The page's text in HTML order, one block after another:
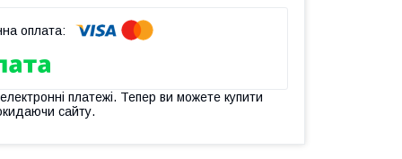
платежі. Тепер ви можете купити
сайту.